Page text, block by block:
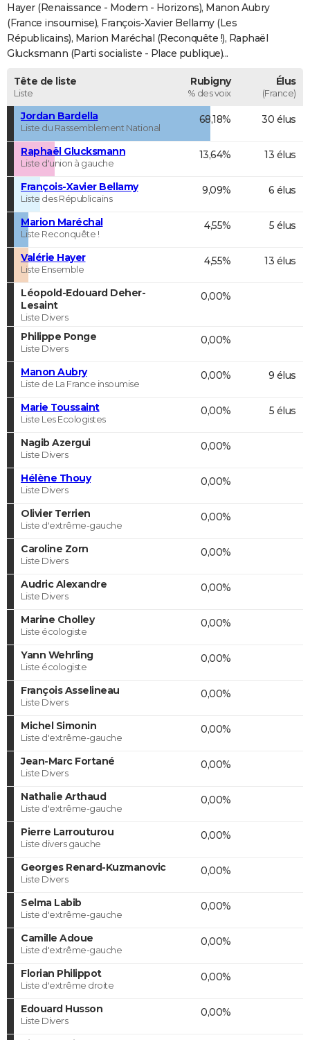
S'inscrire
Se connecter
Lycées
Collèges
Primaires
Universités
Entreprises
Service militaire
Avis de recherche
AVIS DE DÉCÈS
FORUM
Hayer (Renaissance - Modem - Horizons), Manon Aubry
(France insoumise), François-Xavier Bellamy (Les
Républicains), Marion Maréchal (Reconquête !), Raphaël
Glucksmann (Parti socialiste - Place publique)...
Tête de liste
Liste
Rubigny
% des voix
Élus
(France)
Jordan Bardella
Liste du Rassemblement National
68,18% 30 élus
Raphaël Glucksmann
Liste d'union à gauche
13,64% 13 élus
François-Xavier Bellamy
Liste des Républicains
9,09% 6 élus
Marion Maréchal
Liste Reconquête !
4,55% 5 élus
Valérie Hayer
Liste Ensemble
4,55% 13 élus
Léopold-Edouard Deher-
Lesaint
Liste Divers
0,00%
Philippe Ponge
Liste Divers
0,00%
Manon Aubry
Liste de La France insoumise
0,00% 9 élus
Marie Toussaint
Liste Les Ecologistes
0,00% 5 élus
Nagib Azergui
Liste Divers
0,00%
Hélène Thouy
Liste Divers
0,00%
Olivier Terrien
Liste d'extrême-gauche
0,00%
Caroline Zorn
Liste Divers
0,00%
Audric Alexandre
Liste Divers
0,00%
Marine Cholley
Liste écologiste
0,00%
Yann Wehrling
Liste écologiste
0,00%
François Asselineau
Liste Divers
0,00%
Michel Simonin
Liste d'extrême-gauche
0,00%
Jean-Marc Fortané
Liste Divers
0,00%
Nathalie Arthaud
Liste d'extrême-gauche
0,00%
Pierre Larrouturou
Liste divers gauche
0,00%
Georges Renard-Kuzmanovic
Liste Divers
0,00%
Selma Labib
Liste d'extrême-gauche
0,00%
Camille Adoue
Liste d'extrême-gauche
0,00%
Florian Philippot
Liste d'extrême droite
0,00%
Edouard Husson
Liste Divers
0,00%